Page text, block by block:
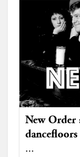
New Order
dancefloors
...